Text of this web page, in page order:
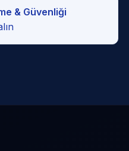
& Güvenliği